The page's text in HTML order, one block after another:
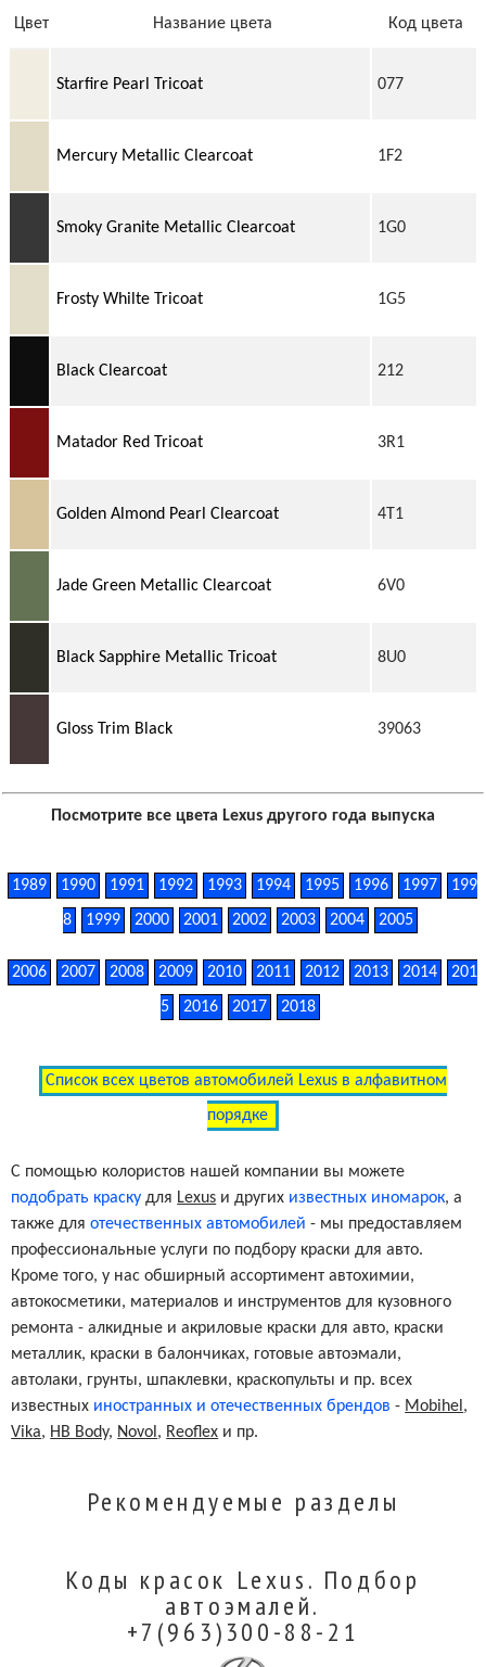
Цвет Название цвета Код цвета
Starfire Pearl Tricoat 077
Mercury Metallic Clearcoat 1F2
Smoky Granite Metallic Clearcoat 1G0
Frosty Whilte Tricoat 1G5
Black Clearcoat 212
Matador Red Tricoat 3R1
Golden Almond Pearl Clearcoat 4T1
Jade Green Metallic Clearcoat 6V0
Black Sapphire Metallic Tricoat 8U0
Gloss Trim Black 39063
Посмотрите все цвета Lexus другого года выпуска
1989 1990 1991 1992 1993 1994 1995 1996 1997
199
8
1999 2000 2001 2002 2003 2004 2005
2006 2007 2008 2009 2010 2011 2012 2013 2014
201
5
2016 2017 2018
Список всех цветов автомобилей Lexus в алфавитном
порядке
С помощью колористов нашей компании вы можете
подобрать краску для Lexus и других известных иномарок, а
также дляотечественных автомобилей - мы предоставляем
профессиональные услуги по подбору краски для авто.
Кроме того, у нас обширный ассортимент автохимии,
автокосметики, материалов и инструментов для кузовного
ремонта - алкидные и акриловые краски для авто, краски
металлик, краски в балончиках, готовые автоэмали,
автолаки, грунты, шпаклевки, краскопульты и пр. всех
известных иностранных и отечественных брендов - Mobihel ,
Vika, HB Body, Novol , Reoflex и пр.
Рекомендуемые разделы
Коды красок Lexus. Подбор
автоэмалей.
+7(963)300-88-21